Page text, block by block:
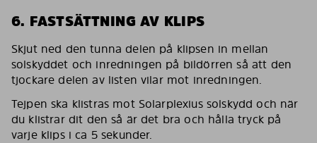
6. FASTSÄTTNING AV KLIPS
Skjut ned den tunna delen på klipsen in mellan
solskyddet och inredningen på bildörren så att den
tjockare delen av listen vilar mot inredningen.
Tejpen ska klistras mot Solarplexius solskydd och när
du klistrar dit den så är det bra och hålla tryck på
varje klips i ca 5 sekunder.